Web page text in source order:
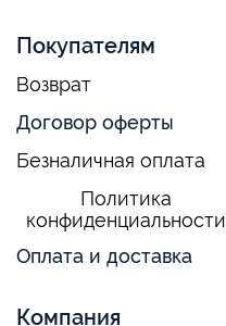
Покупателям
Возврат
Договор оферты
Безналичная оплата
Политика
конфиденциальности
Оплата и доставка
Компания